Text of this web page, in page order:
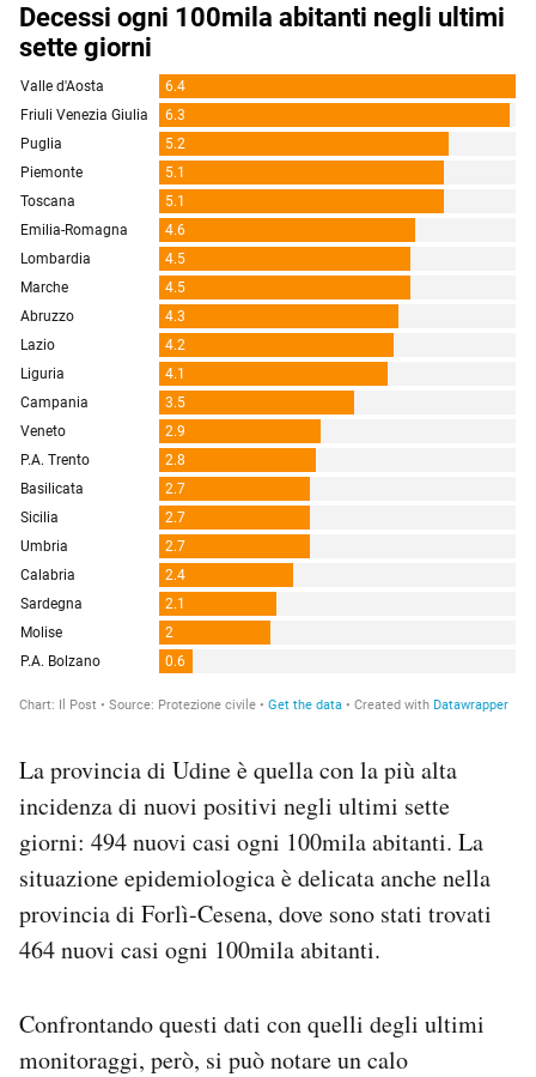
La provincia di Udine è quella con la più alta
incidenza di nuovi positivi negli ultimi sette
giorni: 494 nuovi casi ogni 100mila abitanti. La
situazione epidemiologica è delicata anche nella
provincia di Forlì-Cesena, dove sono stati trovati
464 nuovi casi ogni 100mila abitanti.
Confrontando questi dati con quelli degli ultimi
monitoraggi, però, si può notare un calo